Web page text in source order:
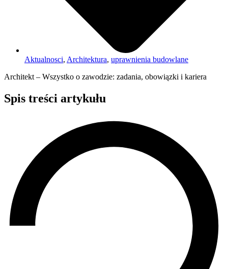
Aktualnosci, Architektura, uprawnienia budowlane
Architekt – Wszystko o zawodzie: zadania, obowiązki i kariera
Spis treści artykułu